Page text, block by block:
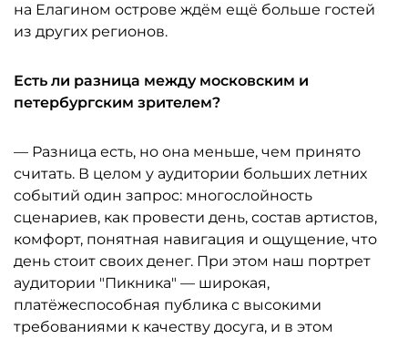
на Елагином острове ждём ещё больше гостей
из других регионов.
Есть ли разница между московским и
петербургским зрителем?
— Разница есть, но она меньше, чем принято
считать. В целом у аудитории больших летних
событий один запрос: многослойность
сценариев, как провести день, состав артистов,
комфорт, понятная навигация и ощущение, что
день стоит своих денег. При этом наш портрет
аудитории "Пикника" — широкая,
платёжеспособная публика с высокими
требованиями к качеству досуга, и в этом